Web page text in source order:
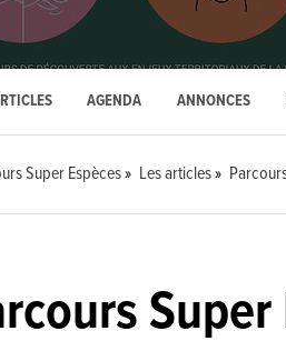
AGENDA ANNONCES
Super Espèces Les articles